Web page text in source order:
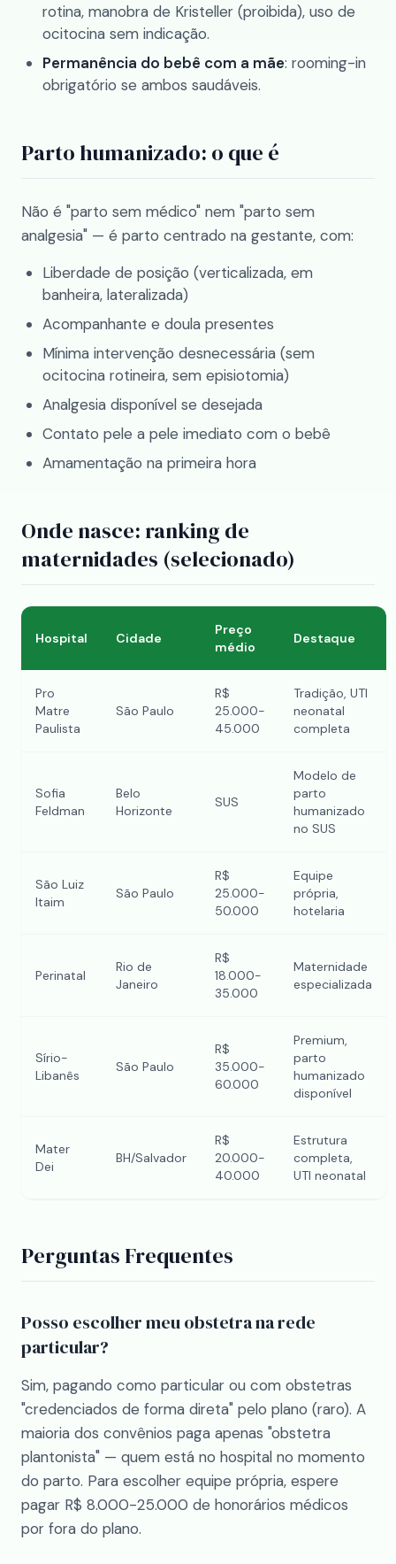
rotina, manobra de Kristeller (proibida), uso de
ocitocina sem indicação.
Permanência do bebê com a mãe: rooming-in
obrigatório se ambos saudáveis.
Parto humanizado: o que é
Não é "parto sem médico" nem "parto sem
analgesia" — é parto centrado na gestante, com:
Liberdade de posição (verticalizada, em
banheira, lateralizada)
Acompanhante e doula presentes
Mínima intervenção desnecessária (sem
ocitocina rotineira, sem episiotomia)
Analgesia disponível se desejada
Contato pele a pele imediato com o bebê
Amamentação na primeira hora
Onde nasce: ranking de
maternidades (selecionado)
Hospital Cidade
Preço
médio
Destaque
Pro
Matre
Paulista
São Paulo
R$
25.000-
45.000
Tradição, UTI
neonatal
completa
Sofia
Feldman
Belo
Horizonte
SUS
Modelo de
parto
humanizado
no SUS
São Luiz
Itaim
São Paulo
R$
25.000-
50.000
Equipe
própria,
hotelaria
Perinatal
Rio de
Janeiro
R$
18.000-
35.000
Maternidade
especializada
Sírio-
Libanês
São Paulo
R$
35.000-
60.000
Premium,
parto
humanizado
disponível
Mater
Dei
BH/Salvador
R$
20.000-
40.000
Estrutura
completa,
UTI neonatal
Perguntas Frequentes
Posso escolher meu obstetra na rede
particular?
Sim, pagando como particular ou com obstetras
"credenciados de forma direta" pelo plano (raro). A
maioria dos convênios paga apenas "obstetra
plantonista" — quem está no hospital no momento
do parto. Para escolher equipe própria, espere
pagar R$ 8.000-25.000 de honorários médicos
por fora do plano.